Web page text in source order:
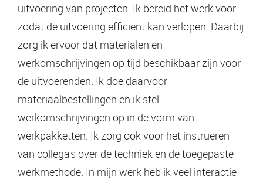
uitvoering van projecten. Ik bereid het werk voor
zodat de uitvoering efficiënt kan verlopen. Daarbij
zorg ik ervoor dat materialen en
werkomschrijvingen op tijd beschikbaar zijn voor
de uitvoerenden. Ik doe daarvoor
materiaalbestellingen en ik stel
werkomschrijvingen op in de vorm van
werkpakketten. Ik zorg ook voor het instrueren
van collega's over de techniek en de toegepaste
werkmethode. In mijn werk heb ik veel interactie